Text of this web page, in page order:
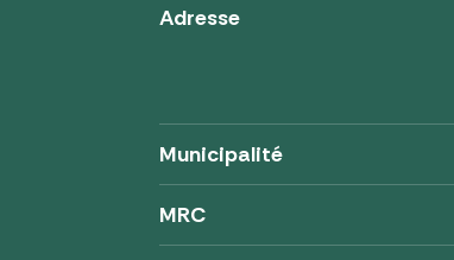
Adresse
Municipalité
MRC